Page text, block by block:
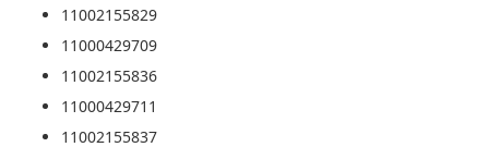
11002155829
11000429709
11002155836
11000429711
11002155837